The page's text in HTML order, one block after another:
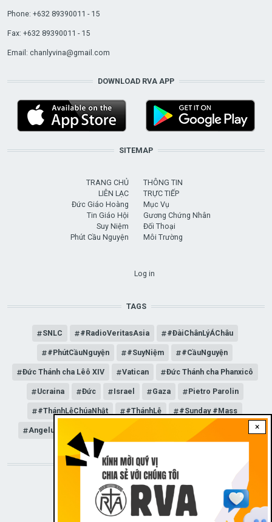
×
Phone: +632 89390011 - 15
Fax: +632 89390011 - 15
Email: chanlyvina@gmail.com
DOWNLOAD RVA APP
SITEMAP
TRANG CHỦ
LIÊN LẠC
Đức Giáo Hoàng
Tin Giáo Hội
Suy Niệm
Phút Cầu Nguyện
THÔNG TIN
TRỰC TIẾP
Mục Vụ
Gương Chứng Nhân
Đối Thoại
Môi Trường
Log in
TAGS
SNLC #RadioVeritasAsia #ĐàiChânLýÁChâu
#PhútCầuNguyện #SuyNiệm #CầuNguyện
Đức Thánh cha Lêô XIV Vatican Đức Thánh cha Phanxicô
Ucraina Đức Israel Gaza Pietro Parolin
#ThánhLễChúaNhật #ThánhLễ #Sunday #Mass
Angelus Đức Giáo hoàng Lêô XIV General Audience
STAY CONNECTED WITH US!